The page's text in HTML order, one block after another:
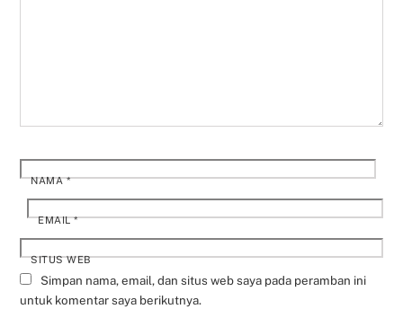
NAMA*
EMAIL*
SITUS WEB
Simpan nama, email, dan situs web saya pada peramban ini
untuk komentar saya berikutnya.